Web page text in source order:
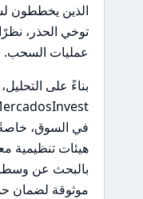
الذين يخططون
توخي الحذر،
عمليات السحب.
بناءً على
في السوق،
هيئات تنظيمية
بالبحث عن
موثوقة لضمان